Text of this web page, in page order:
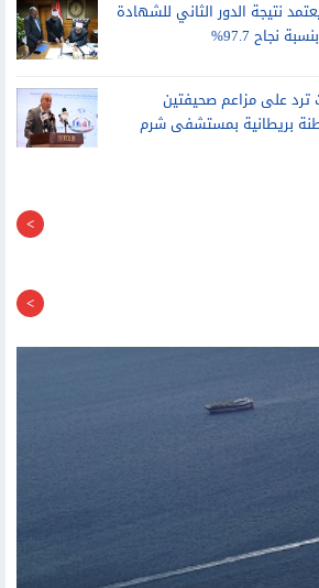
نجاح 97.7%
بريطانية بمستشفى شرم